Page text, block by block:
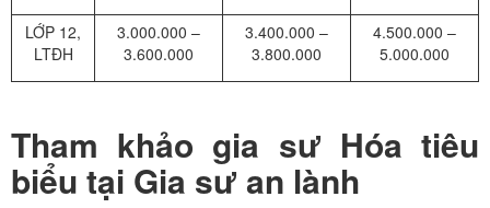
LỚP 12,
LTĐH
3.000.000 –
3.600.000
3.400.000 –
3.800.000
4.500.000 –
5.000.000
Tham khảo gia sư Hóa tiêu
biểu tại Gia sư an lành